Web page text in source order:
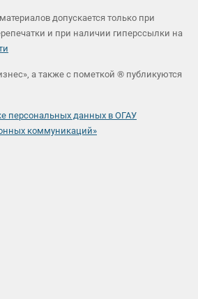
допускается только при
и при наличии гиперссылки на
а также с пометкой ® публикуются
персональных данных в ОГАУ
коммуникаций»